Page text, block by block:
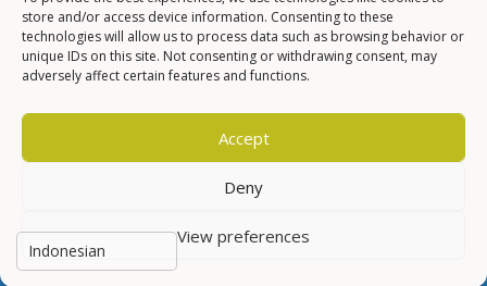
store and/or access device information. Consenting to these
technologies will allow us to process data such as browsing behavior or
unique IDs on this site. Not consenting or withdrawing consent, may
adversely affect certain features and functions.
Accept
Deny
View preferences
Hak Cipta © Newkarma
Privacy Policy & Terms of Service
Indeks Berita